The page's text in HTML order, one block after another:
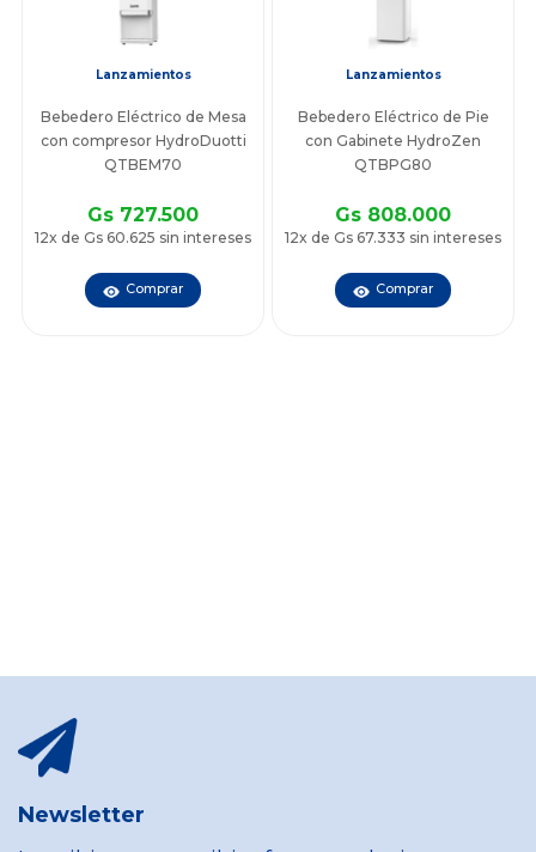
Lanzamientos
Bebedero Eléctrico de Mesa
con compresor HydroDuotti
QTBEM70
Gs 727.500
12x de Gs 60.625 sin intereses
Comprar
Lanzamientos
Bebedero Eléctrico de Pie
con Gabinete HydroZen
QTBPG80
Gs 808.000
12x de Gs 67.333 sin intereses
Comprar
Newsletter